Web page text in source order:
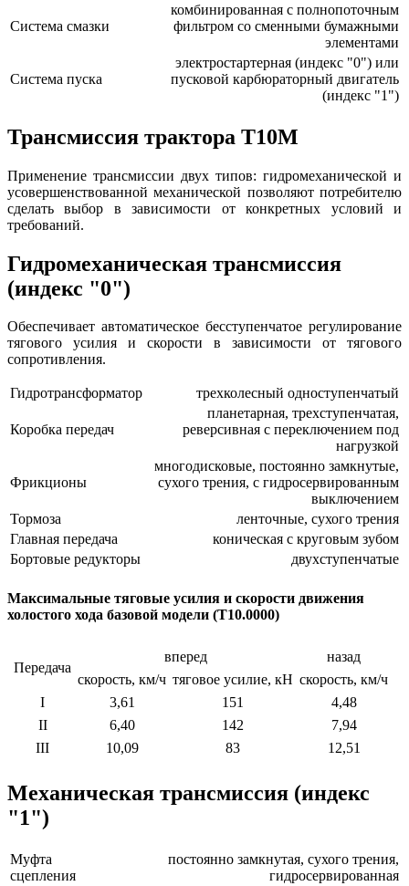
Система смазки
комбинированная с полнопоточным
фильтром со сменными бумажными
элементами
Система пуска
электростартерная (индекс "0") или
пусковой карбюраторный двигатель
(индекс "1")
Трансмиссия трактора Т10М
Применение трансмиссии двух типов: гидромеханической и
усовершенствованной механической позволяют потребителю
сделать выбор в зависимости от конкретных условий и
требований.
Гидромеханическая трансмиссия
(индекс "0")
Обеспечивает автоматическое бесступенчатое регулирование
тягового усилия и скорости в зависимости от тягового
сопротивления.
Гидротрансформатор трехколесный одноступенчатый
Коробка передач
планетарная, трехступенчатая,
реверсивная с переключением под
нагрузкой
Фрикционы
многодисковые, постоянно замкнутые,
сухого трения, с гидросервированным
выключением
Тормоза
ленточные, сухого трения
Главная передача
коническая с круговым зубом
Бортовые редукторы
двухступенчатые
Максимальные тяговые усилия и скорости движения
холостого хода базовой модели (Т10.0000)
Передача
вперед
назад
скорость, км/ч тяговое усилие, кН скорость, км/ч
I
3,61 151
4,48
II
6,40 142
7,94
III
10,09 83 12,51
Механическая трансмиссия (индекс
"1")
Муфта
сцепления
постоянно замкнутая, сухого трения,
гидросервированная